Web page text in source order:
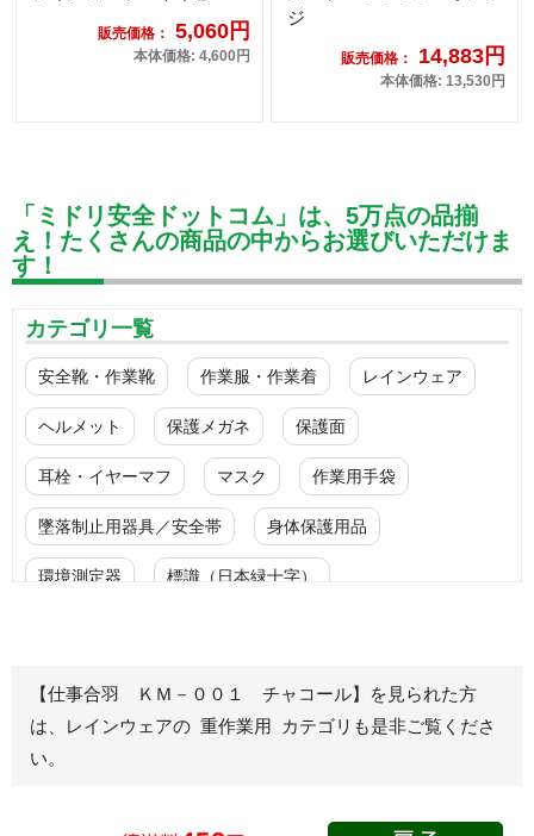
販売価格： 5,060円
本体価格: 4,600円
ジ
販売価格： 14,883円
本体価格: 13,530円
「ミドリ安全ドットコム」は、5万点の品揃
え！たくさんの商品の中からお選びいただけま
す！
カテゴリ一覧
安全靴・作業靴 作業服・作業着 レインウェア
ヘルメット 保護メガネ 保護面
耳栓・イヤーマフ マスク 作業用手袋
墜落制止用器具／安全帯 身体保護用品
環境測定器 標識（日本緑十字）
設備用品・作業補助用品 工事作業用品
クリーンルーム対策用品
【仕事合羽 ＫＭ－００１ チャコール】を見られた方
は、レインウェアの 重作業用 カテゴリも是非ご覧くださ
い。